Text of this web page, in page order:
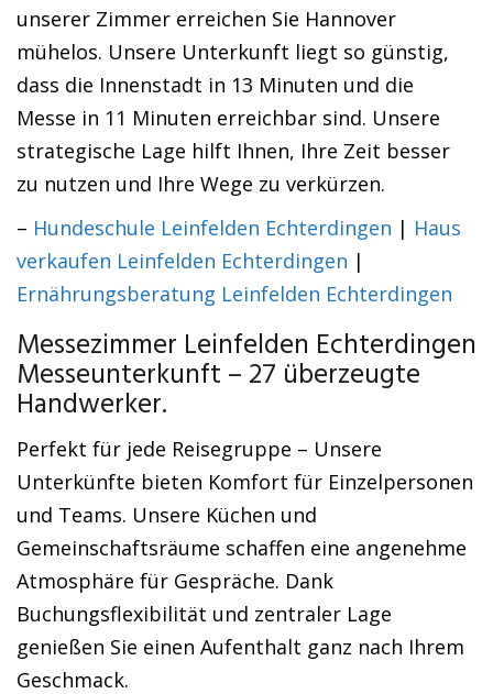
unserer Zimmer erreichen Sie Hannover
mühelos. Unsere Unterkunft liegt so günstig,
dass die Innenstadt in 13 Minuten und die
Messe in 11 Minuten erreichbar sind. Unsere
strategische Lage hilft Ihnen, Ihre Zeit besser
zu nutzen und Ihre Wege zu verkürzen.
– Hundeschule Leinfelden Echterdingen | Haus
verkaufen Leinfelden Echterdingen |
Ernährungsberatung Leinfelden Echterdingen
Messezimmer Leinfelden Echterdingen
Messeunterkunft – 27 überzeugte
Handwerker.
Perfekt für jede Reisegruppe – Unsere
Unterkünfte bieten Komfort für Einzelpersonen
und Teams. Unsere Küchen und
Gemeinschaftsräume schaffen eine angenehme
Atmosphäre für Gespräche. Dank
Buchungsflexibilität und zentraler Lage
genießen Sie einen Aufenthalt ganz nach Ihrem
Geschmack.